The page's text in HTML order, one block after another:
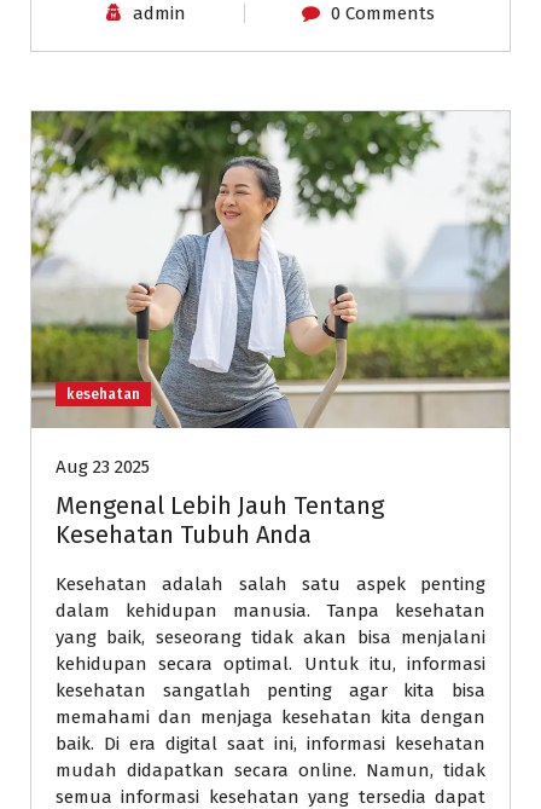
admin 0 Comments
kesehatan
Aug 23 2025
Mengenal Lebih Jauh Tentang
Kesehatan Tubuh Anda
Kesehatan adalah salah satu aspek penting
dalam kehidupan manusia. Tanpa kesehatan
yang baik, seseorang tidak akan bisa menjalani
kehidupan secara optimal. Untuk itu, informasi
kesehatan sangatlah penting agar kita bisa
memahami dan menjaga kesehatan kita dengan
baik. Di era digital saat ini, informasi kesehatan
mudah didapatkan secara online. Namun, tidak
semua informasi kesehatan yang tersedia dapat